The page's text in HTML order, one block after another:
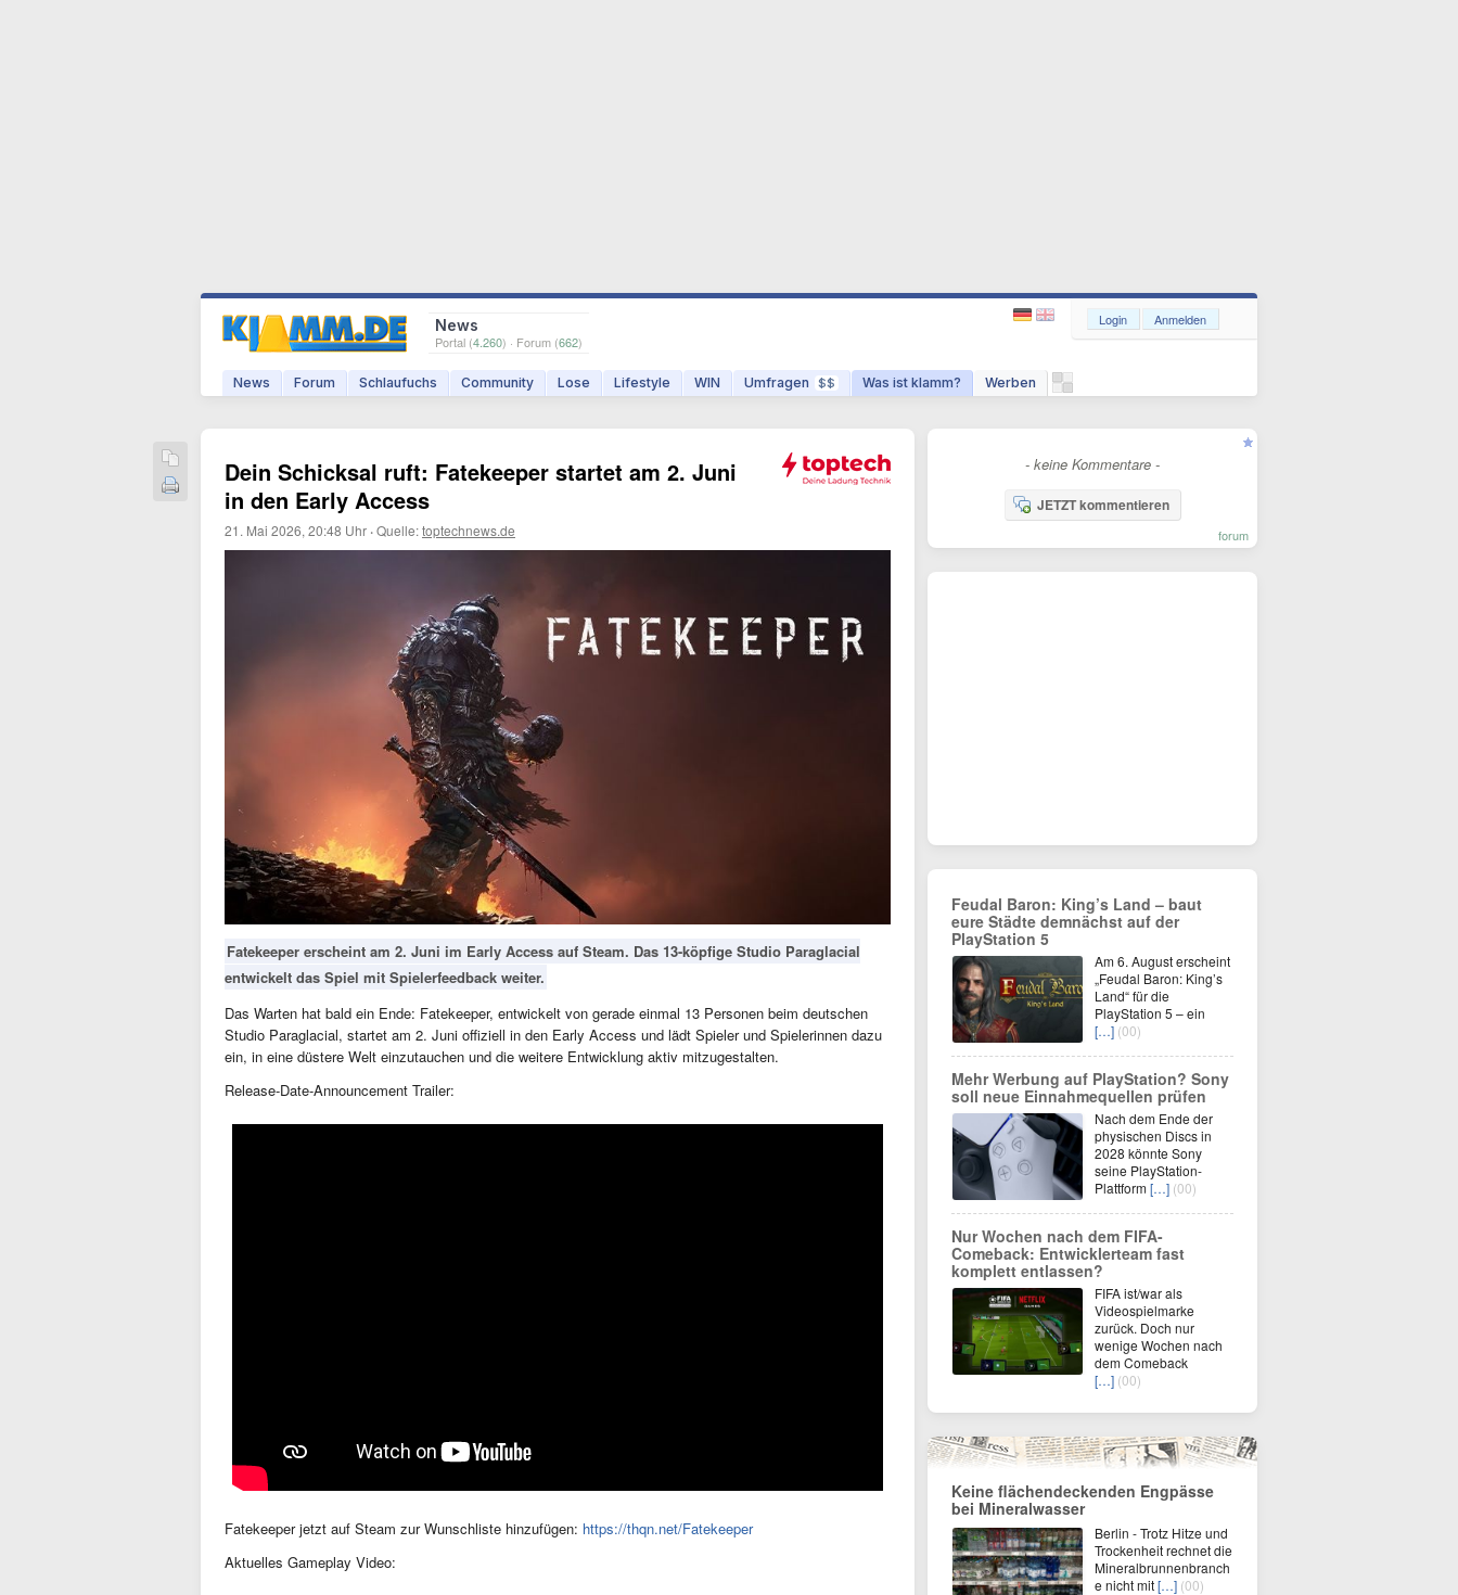
News
Portal (4.260) · Forum (662)
News Forum Schlaufuchs Community Lose Lifestyle WIN Umfragen $$ Was ist klamm? Werben
Login Anmelden
Dein Schicksal ruft: Fatekeeper startet am 2. Juni
in den Early Access
21. Mai 2026, 20:48 Uhr ·Quelle:toptechnews.de
Fatekeeper erscheint am 2. Juni im Early Access auf Steam. Das 13-köpfige Studio Paraglacial
entwickelt das Spiel mit Spielerfeedback weiter.
Das Warten hat bald ein Ende: Fatekeeper, entwickelt von gerade einmal 13 Personen beim deutschen
Studio Paraglacial, startet am 2. Juni offiziell in den Early Access und lädt Spieler und Spielerinnen dazu
ein, in eine düstere Welt einzutauchen und die weitere Entwicklung aktiv mitzugestalten.
Release-Date-Announcement Trailer:
Fatekeeper jetzt auf Steam zur Wunschliste hinzufügen: https://thqn.net/Fatekeeper
Aktuelles Gameplay Video:
- keine Kommentare -
JETZT kommentieren
forum
Feudal Baron: King’s Land – baut
eure Städte demnächst auf der
PlayStation 5
Am 6. August erscheint
„Feudal Baron: King’s
Land“ für die
PlayStation 5 – ein
[…] (00)
Mehr Werbung auf PlayStation? Sony
soll neue Einnahmequellen prüfen
Nach dem Ende der
physischen Discs in
2028 könnte Sony
seine PlayStation-
Plattform[…] (00)
Nur Wochen nach dem FIFA-
Comeback: Entwicklerteam fast
komplett entlassen?
FIFA ist/war als
Videospielmarke
zurück. Doch nur
wenige Wochen nach
dem Comeback
[…] (00)
Keine flächendeckenden Engpässe
bei Mineralwasser
Berlin - Trotz Hitze und
Trockenheit rechnet die
Mineralbrunnenbranch
e nicht mit[…] (00)